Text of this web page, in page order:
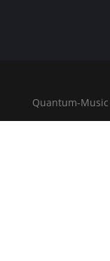
Quantum-